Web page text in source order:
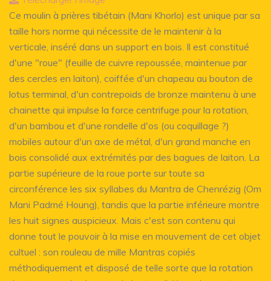
Ce moulin à prières tibétain (Mani Khorlo) est unique par sa
taille hors norme qui nécessite de le maintenir à la
verticale, inséré dans un support en bois. Il est constitué
d'une "roue" (feuille de cuivre repoussée, maintenue par
des cercles en laiton), coiffée d'un chapeau au bouton de
lotus terminal, d'un contrepoids de bronze maintenu à une
chainette qui impulse la force centrifuge pour la rotation,
d'un bambou et d'une rondelle d'os (ou coquillage ?)
mobiles autour d'un axe de métal, d'un grand manche en
bois consolidé aux extrémités par des bagues de laiton. La
partie supérieure de la roue porte sur toute sa
circonférence les six syllabes du Mantra de Chenrézig (Om
Mani Padmé Houng), tandis que la partie inférieure montre
les huit signes auspicieux. Mais c'est son contenu qui
donne tout le pouvoir à la mise en mouvement de cet objet
cultuel : son rouleau de mille Mantras copiés
méthodiquement et disposé de telle sorte que la rotation